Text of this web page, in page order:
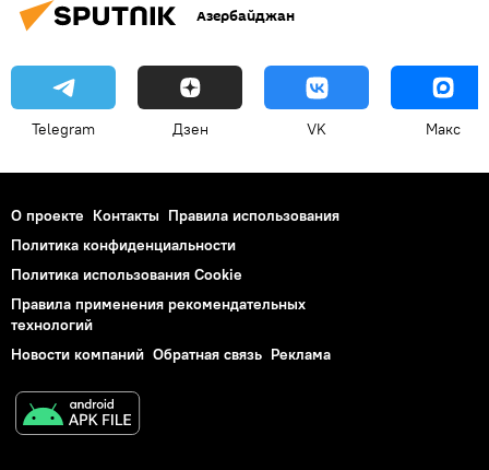
Азербайджан
Telegram Дзен VK Макс
О проекте Контакты Правила использования
Политика конфиденциальности
Политика использования Cookie
Правила применения рекомендательных
технологий
Новости компаний Обратная связь Реклама